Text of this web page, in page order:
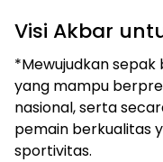
Visi Akbar
*Mewujudkan
yang mampu
nasional, serta
pemain berkualitas
sportivitas.